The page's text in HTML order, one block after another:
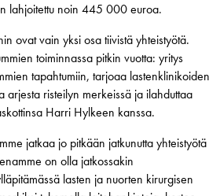
lahjoitettu noin 445 000 euroa.
ovat vain yksi osa tiivistä yhteistyötä.
toiminnassa pitkin vuotta: yritys
tapahtumiin, tarjoaa lastenklinikoiden
arjesta risteilyn merkeissä ja ilahduttaa
Harri Hylkeen kanssa.
jatkaa jo pitkään jatkunutta yhteistyötä
on olla jatkossakin
lasten ja nuorten kirurgisen